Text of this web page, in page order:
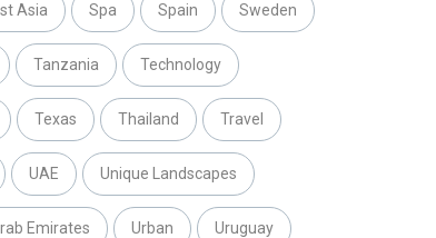
Asia Spa Spain Sweden
Tanzania Technology
Texas Thailand Travel
UAE Unique Landscapes
Emirates Urban Uruguay